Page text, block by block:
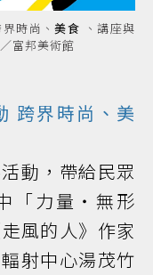
時尚、美食 、講座與
富邦美術館
跨界時尚、美
動，帶給民眾
「力量・無形
風的人》作家
射中心湯茂竹